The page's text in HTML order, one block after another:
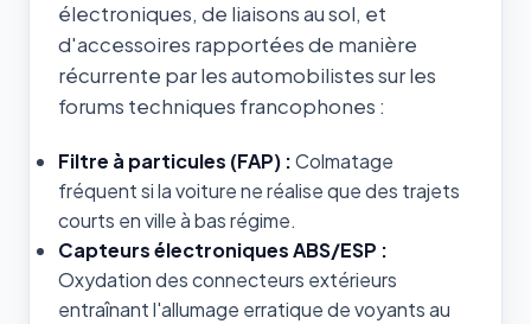
électroniques, de liaisons au sol, et
d'accessoires rapportées de manière
récurrente par les automobilistes sur les
forums techniques francophones :
Filtre à particules (FAP) :Colmatage
fréquent si la voiture ne réalise que des trajets
courts en ville à bas régime.
Capteurs électroniques ABS/ESP :
Oxydation des connecteurs extérieurs
entraînant l'allumage erratique de voyants au